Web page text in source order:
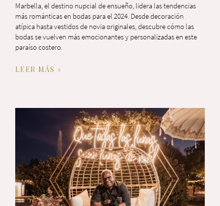
Marbella, el destino nupcial de ensueño, lidera las tendencias
más románticas en bodas para el 2024. Desde decoración
atípica hasta vestidos de novia originales, descubre cómo las
bodas se vuelven más emocionantes y personalizadas en este
paraíso costero.
LEER MÁS »